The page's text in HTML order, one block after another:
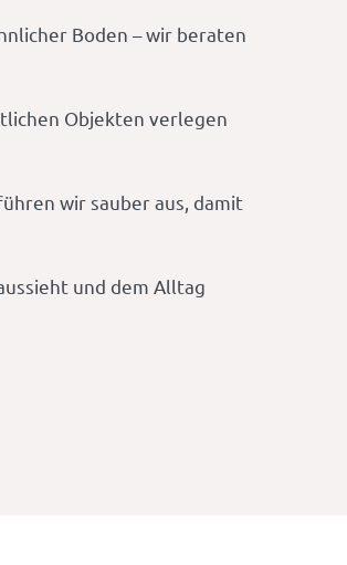
Boden – wir beraten
Objekten verlegen
wir sauber aus, damit
und dem Alltag